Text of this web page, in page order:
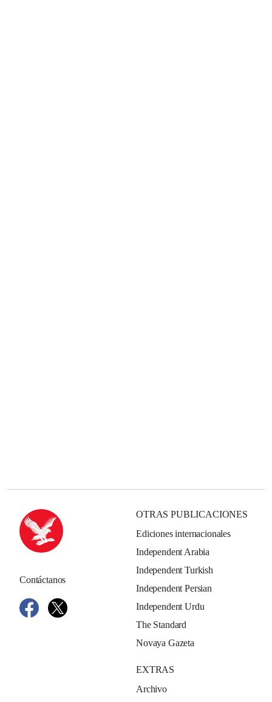
Contáctanos
OTRAS PUBLICACIONES
Ediciones internacionales
Independent Arabia
Independent Turkish
Independent Persian
Independent Urdu
The Standard
Novaya Gazeta
EXTRAS
Archivo